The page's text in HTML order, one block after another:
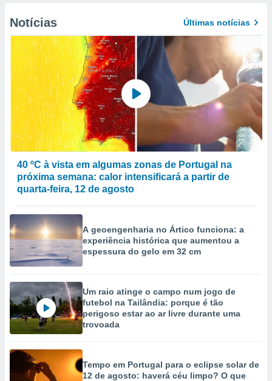
Notícias Últimas notícias
40 ºC à vista em algumas zonas de Portugal na
próxima semana: calor intensificará a partir de
quarta-feira, 12 de agosto
A geoengenharia no Ártico funciona: a
experiência histórica que aumentou a
espessura do gelo em 32 cm
Um raio atinge o campo num jogo de
futebol na Tailândia: porque é tão
perigoso estar ao ar livre durante uma
trovoada
Tempo em Portugal para o eclipse solar de
12 de agosto: haverá céu limpo? O que